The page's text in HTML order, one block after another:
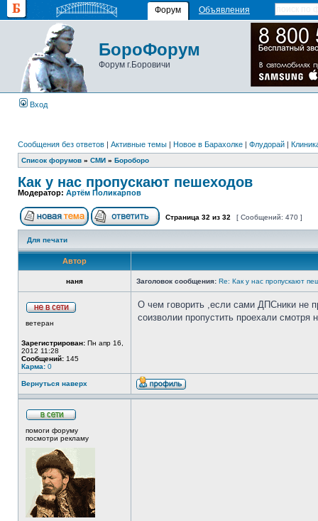
Форум Объявления
БороФорум
Форум г.Боровичи
Вход
Сообщения без ответов | Активные темы | Новое в Барахолке | Флудорай |
Список форумов » СМИ » Бороборо
Как у нас пропускают пешеходов
Модератор: Артём Поликарпов
Страница 32 из 32 [ Сообщений: 470 ]
Для печати
Автор
наня Заголовок сообщения: Re: Как у нас пропускают
ветеран
Зарегистрирован: Пн апр 16,
2012 11:28
Сообщений: 145
Карма: 0
О чем говорить ,если сами ДПСники не
соизволии пропустить проехали
Вернуться наверх
помоги форуму
посмотри рекламу